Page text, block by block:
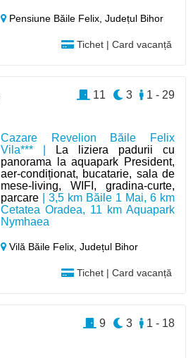
Pensiune Băile Felix,Județul Bihor
Tichet | Card vacanță
Cazare Revelion Băile Felix
Vila*** |
La liziera padurii cu
panorama la aquapark President,
aer-condiționat, bucatarie, sala de
mese-living, WIFI, gradina-curte,
parcare | 3,5 km Băile 1 Mai, 6 km
Cetatea Oradea, 11 km Aquapark
Nymhaea
Vilă Băile Felix,Județul Bihor
Tichet | Card vacanță
1 - 29
3
11
1 - 18
3
9